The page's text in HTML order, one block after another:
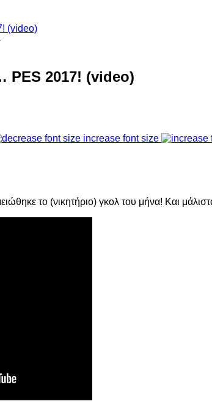
PES 2017! (video)
increase font size
το (νικητήριο) γκολ του μήνα! Και